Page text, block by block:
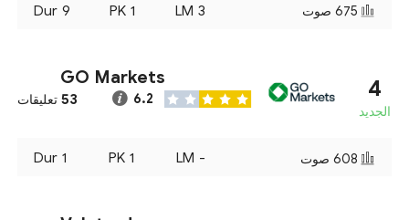
675 صوت 3
LM
1
PK
9
Dur
4
الجديد
GO Markets
6.2
53 تعليقات
608 صوت -
LM
1
PK
1
Dur